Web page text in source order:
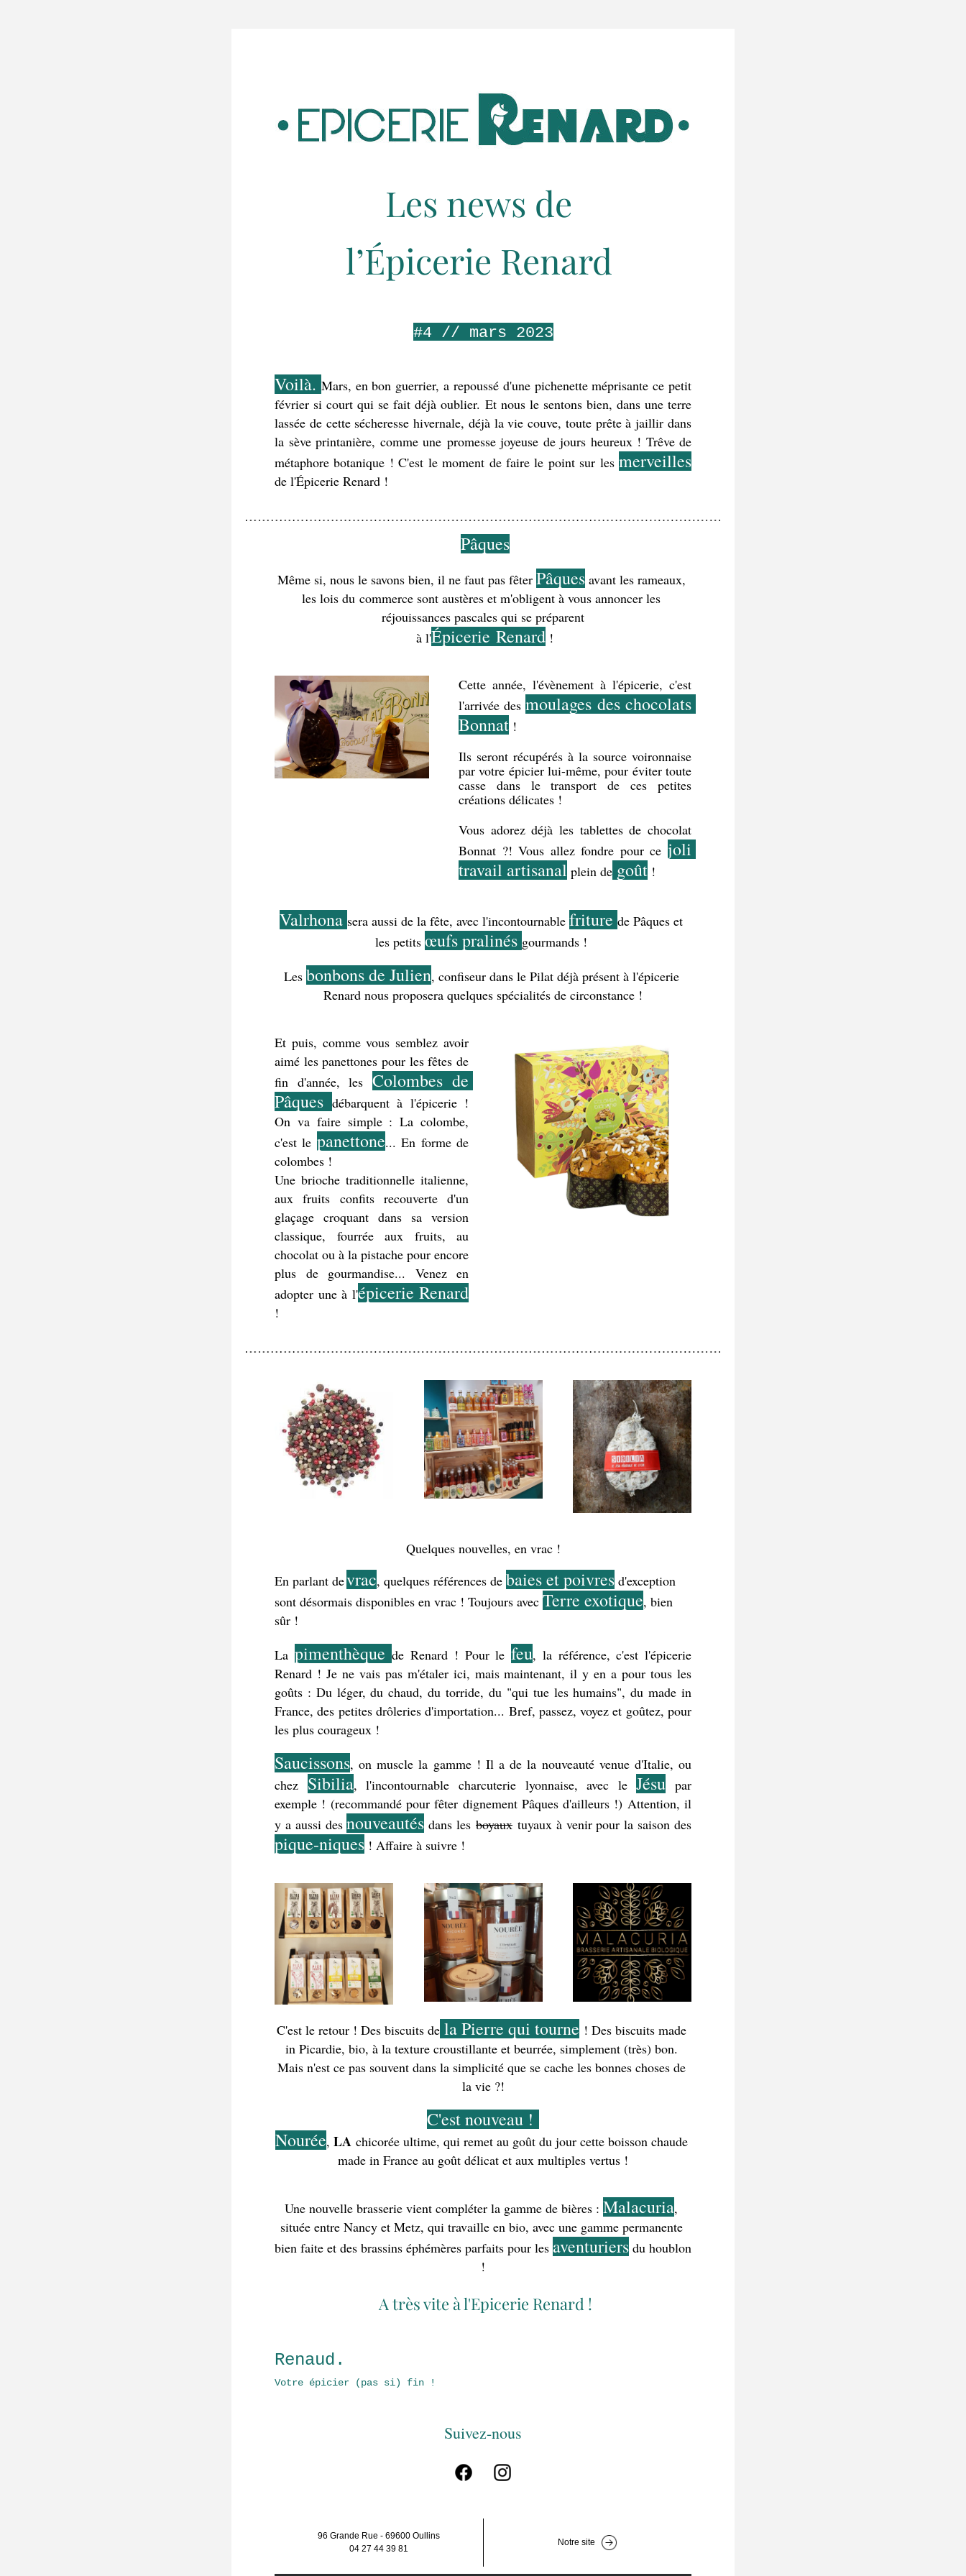
Les news de
l’Épicerie Renard
#4 // mars 2023
Voilà. Mars, en bon guerrier, a repoussé d'une pichenette méprisante ce petit
février si court qui se fait déjà oublier. Et nous le sentons bien, dans une terre
lassée de cette sécheresse hivernale, déjà la vie couve, toute prête à jaillir dans
la sève printanière, comme une promesse joyeuse de jours heureux ! Trêve de
métaphore botanique ! C'est le moment de faire le point sur les merveilles
de l'Épicerie Renard !
Pâques
Même si, nous le savons bien, il ne faut pas fêter Pâques avant les rameaux,
les lois du commerce sont austères et m'obligent à vous annoncer les
réjouissances pascales qui se préparent
à l'Épicerie Renard !
Cette année, l'évènement à l'épicerie, c'est
l'arrivée des moulages des chocolats
Bonnat !
Ils seront récupérés à la source voironnaise
par votre épicier lui-même, pour éviter toute
casse dans le transport de ces petites
créations délicates !
Vous adorez déjà les tablettes de chocolat
Bonnat ?! Vous allez fondre pour ce joli
travail artisanal plein de goût !
Valrhona sera aussi de la fête, avec l'incontournable friture de Pâques et
les petits œufs pralinés gourmands !
Les bonbons de Julien, confiseur dans le Pilat déjà présent à l'épicerie
Renard nous proposera quelques spécialités de circonstance !
Et puis, comme vous semblez avoir
aimé les panettones pour les fêtes de
fin d'année, les Colombes de
Pâques débarquent à l'épicerie !
On va faire simple : La colombe,
c'est le panettone... En forme de
colombes !
Une brioche traditionnelle italienne,
aux fruits confits recouverte d'un
glaçage croquant dans sa version
classique, fourrée aux fruits, au
chocolat ou à la pistache pour encore
plus de gourmandise... Venez en
adopter une à l'épicerie Renard
!
Quelques nouvelles, en vrac !
En parlant devrac, quelques références de baies et poivres d'exception
sont désormais disponibles en vrac ! Toujours avec Terre exotique, bien
sûr !
La pimenthèque de Renard ! Pour le feu, la référence, c'est l'épicerie
Renard ! Je ne vais pas m'étaler ici, mais maintenant, il y en a pour tous les
goûts : Du léger, du chaud, du torride, du "qui tue les humains", du made in
France, des petites drôleries d'importation... Bref, passez, voyez et goûtez, pour
les plus courageux !
Saucissons, on muscle la gamme ! Il a de la nouveauté venue d'Italie, ou
chez Sibilia, l'incontournable charcuterie lyonnaise, avec le Jésu par
exemple ! (recommandé pour fêter dignement Pâques d'ailleurs !) Attention, il
y a aussi des nouveautés dans les boyaux
pique-niques ! Affaire à suivre !
C'est le retour ! Des biscuits de la Pierre qui tourne ! Des biscuits made
in Picardie, bio, à la texture croustillante et beurrée, simplement (très) bon.
Mais n'est ce pas souvent dans la simplicité que se cache les bonnes choses de
la vie ?!
C'est nouveau !
Nourée, LA chicorée ultime, qui remet au goût du jour cette boisson chaude
made in France au goût délicat et aux multiples vertus !
Une nouvelle brasserie vient compléter la gamme de bières : Malacuria,
située entre Nancy et Metz, qui travaille en bio, avec une gamme permanente
bien faite et des brassins éphémères parfaits pour les aventuriers du houblon
!
A très vite à l'Epicerie Renard !
Renaud.
Votre épicier (pas si) fin !
Suivez-nous
96 Grande Rue - 69600 Oullins
04 27 44 39 81
Notre site